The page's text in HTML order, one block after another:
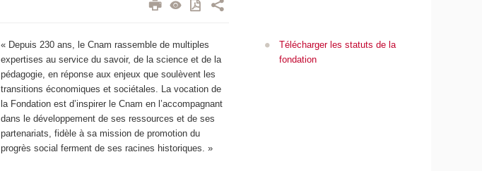
« Depuis 230 ans, le Cnam rassemble de multiples
expertises au service du savoir, de la science et de la
pédagogie, en réponse aux enjeux que soulèvent les
transitions économiques et sociétales. La vocation de
la Fondation est d’inspirer le Cnam en l’accompagnant
dans le développement de ses ressources et de ses
partenariats, fidèle à sa mission de promotion du
progrès social ferment de ses racines historiques. »
Télécharger les statuts de la
fondation